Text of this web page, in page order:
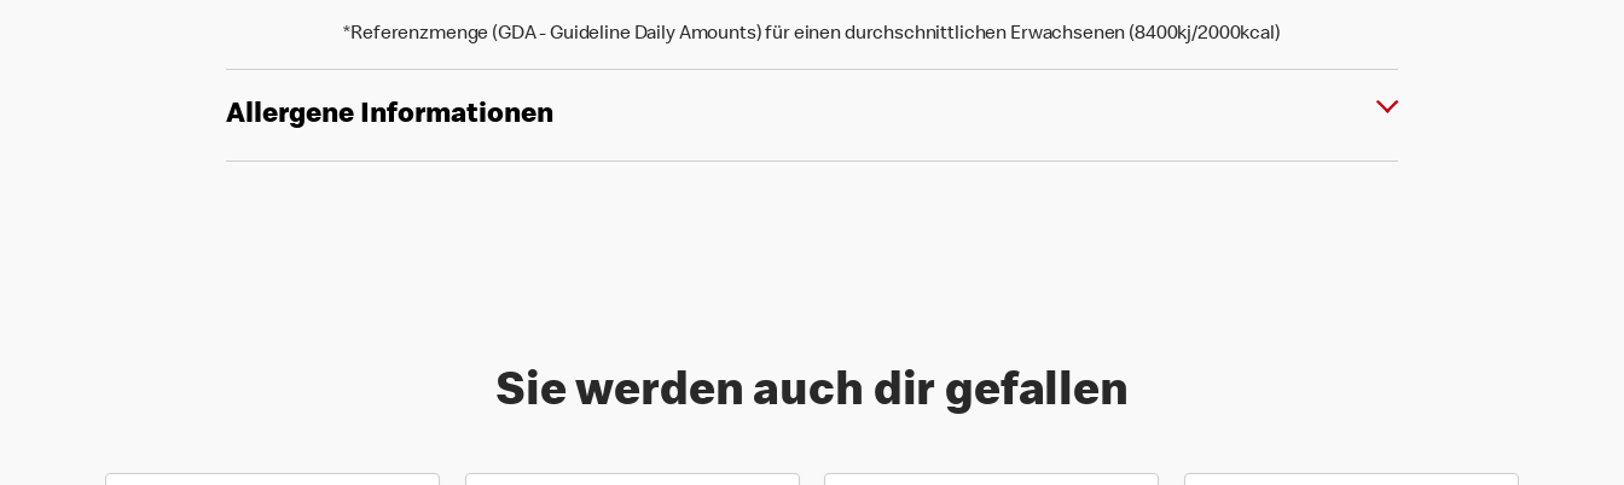
*Referenzmenge (GDA - Guideline Daily Amounts) für einen durchschnittlichen Erwachsenen (8400kj/2000kcal)
Allergene Informationen
Sie werden auch dir gefallen